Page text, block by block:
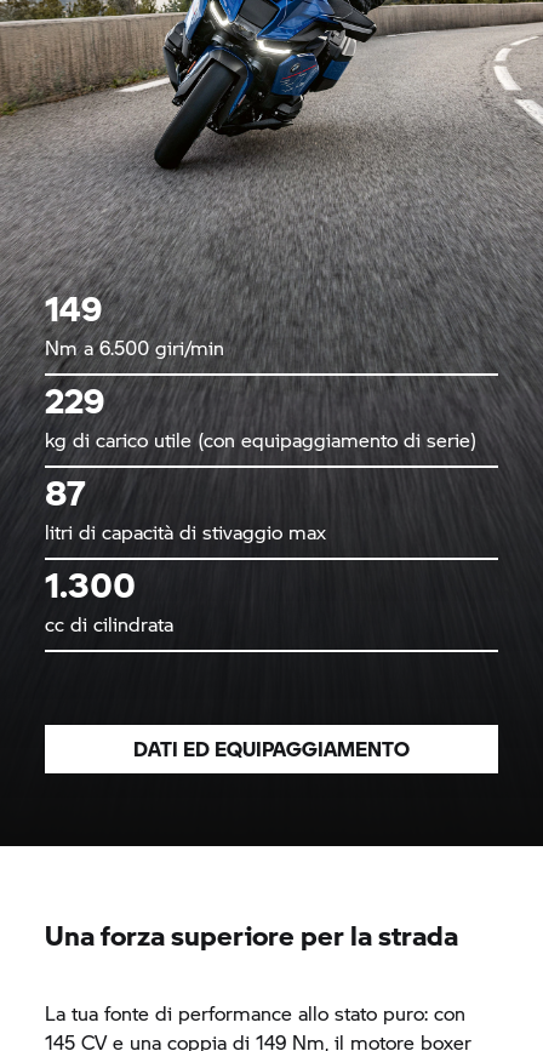
149
Nm a 6.500 giri/min
229
kg di carico utile (con equipaggiamento di serie)
87
litri di capacità di stivaggio max
1.300
cc di cilindrata
DATI ED EQUIPAGGIAMENTO
Una forza superiore per la strada
La tua fonte di performance allo stato puro: con
145 CV e una coppia di 149 Nm, il motore boxer